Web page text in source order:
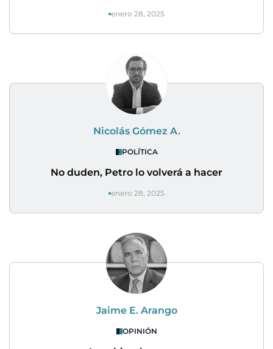
enero 28, 2025
Nicolás Gómez A.
POLÍTICA
No duden, Petro lo volverá a hacer
enero 28, 2025
Jaime E. Arango
OPINIÓN